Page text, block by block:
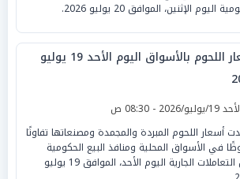
اليوم الإثنين، الموافق 20 يوليو 2026.
أسعار اللحوم بالأسواق اليوم الأحد 19 يوليو
يوليو/2026 - 08:30 ص
أسعار اللحوم المبردة والمجمدة ومصنعاتها تفاوتًا
في الأسواق المحلية ومنافذ البيع الحكومية
خلال التعاملات الجارية اليوم الأحد، الموافق 19 يوليو